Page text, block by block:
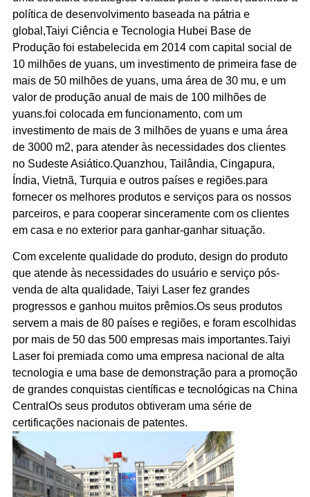
política de desenvolvimento baseada na pátria e
global,Taiyi Ciência e Tecnologia Hubei Base de
Produção foi estabelecida em 2014 com capital social de
10 milhões de yuans, um investimento de primeira fase de
mais de 50 milhões de yuans, uma área de 30 mu, e um
valor de produção anual de mais de 100 milhões de
yuans.foi colocada em funcionamento, com um
investimento de mais de 3 milhões de yuans e uma área
de 3000 m2, para atender às necessidades dos clientes
no Sudeste Asiático.Quanzhou, Tailândia, Cingapura,
Índia, Vietnã, Turquia e outros países e regiões.para
fornecer os melhores produtos e serviços para os nossos
parceiros, e para cooperar sinceramente com os clientes
em casa e no exterior para ganhar-ganhar situação.
Com excelente qualidade do produto, design do produto
que atende às necessidades do usuário e serviço pós-
venda de alta qualidade, Taiyi Laser fez grandes
progressos e ganhou muitos prêmios.Os seus produtos
servem a mais de 80 países e regiões, e foram escolhidas
por mais de 50 das 500 empresas mais importantes.Taiyi
Laser foi premiada como uma empresa nacional de alta
tecnologia e uma base de demonstração para a promoção
de grandes conquistas científicas e tecnológicas na China
CentralOs seus produtos obtiveram uma série de
certificações nacionais de patentes.